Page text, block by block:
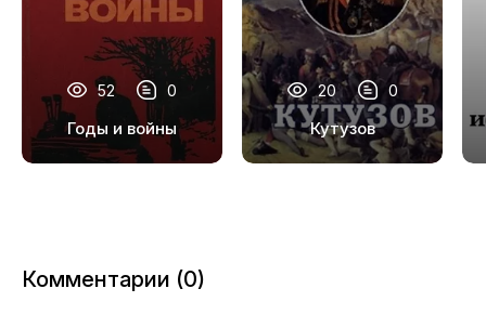
52 0
Годы и войны
20 0
Кутузов
Комментарии (0)